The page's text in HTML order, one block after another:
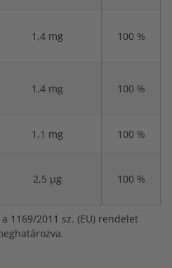
1,4 mg 100 %
1,4 mg 100 %
1,1 mg 100 %
2,5 µg 100 %
1169/2011 sz. (EU) rendelet